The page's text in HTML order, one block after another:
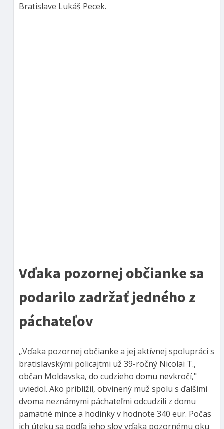
Bratislave Lukáš Pecek.
Vďaka pozornej občianke sa
podarilo zadržať jedného z
páchateľov
„Vďaka pozornej občianke a jej aktívnej spolupráci s
bratislavskými policajtmi už 39-ročný Nicolai T.,
občan Moldavska, do cudzieho domu nevkročí,"
uviedol. Ako priblížil, obvinený muž spolu s ďalšími
dvoma neznámymi páchateľmi odcudzili z domu
pamätné mince a hodinky v hodnote 340 eur. Počas
ich úteku sa podľa jeho slov vďaka pozornému oku